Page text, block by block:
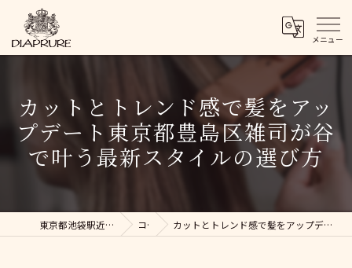
カットとトレンド感で髪をアッ
プデート東京都豊島区雑司が谷
で叶う最新スタイルの選び方
東京都池袋駅近くの美容院ならDIAPRURE コラム カットとトレンド感で髪をアップデート東京都豊島区雑司が谷で叶う最新スタイルの選び方